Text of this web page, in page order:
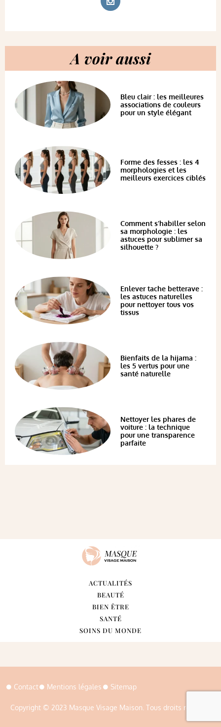
A voir aussi
Bleu clair : les meilleures
associations de couleurs
pour un style élégant
Forme des fesses : les 4
morphologies et les
meilleurs exercices ciblés
Comment s’habiller selon
sa morphologie : les
astuces pour sublimer sa
silhouette ?
Enlever tache betterave :
les astuces naturelles
pour nettoyer tous vos
tissus
Bienfaits de la hijama :
les 5 vertus pour une
santé naturelle
Nettoyer les phares de
voiture : la technique
pour une transparence
parfaite
ACTUALITÉS
BEAUTÉ
BIEN ÊTRE
SANTÉ
SOINS DU MONDE
Copyright © 2023 Masque Visage Maison. Tous droits réservés
Contact Mentions légales Sitemap